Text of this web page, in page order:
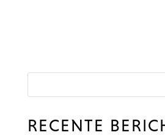
RECENTE